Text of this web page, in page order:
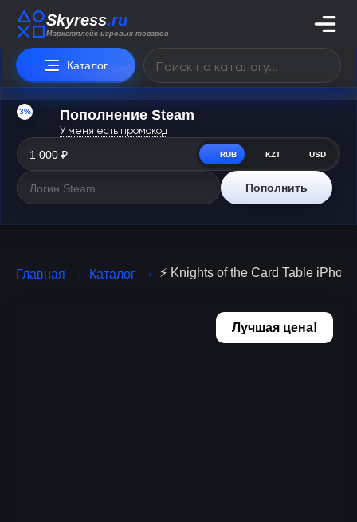
Skyress.ru
Маркетплейс игровых товаров
Каталог
3% Пополнение Steam
У меня есть промокод
RUB KZT USD
Пополнить
Главная Каталог ⚡️ Knights of the Card Table
Лучшая цена!